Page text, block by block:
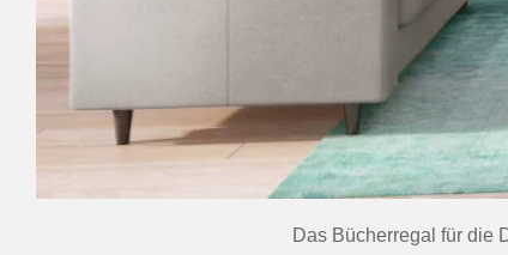
Das Bücherregal für die